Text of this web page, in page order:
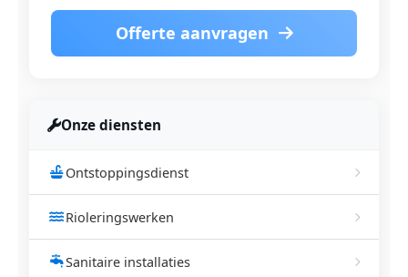
Offerte aanvragen
Onze diensten
Ontstoppingsdienst
Rioleringswerken
Sanitaire installaties